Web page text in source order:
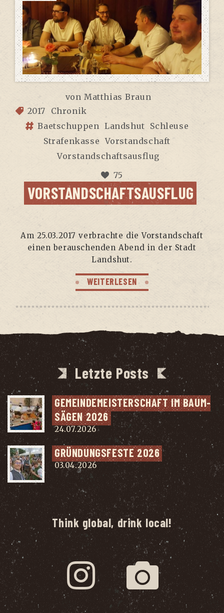
von Matthias Braun
2017
Chronik
Baetschuppen Landshut Schleuse
Strafenkasse Vorstandschaft
Vorstandschaftsausflug
75
VOR­STAND­SCHAFTS­AUS­FLUG
Am 25.03.2017 ver­brach­te die Vor­stand­schaft
einen berau­schen­den Abend in der Stadt
Landshut.
WEITERLESEN
Letzte Posts
GEMEIN­DE­MEIS­TER­SCHAFT IM BAUM­
SÄ­GEN 2026
24.07.2026
GRÜN­DUNGS­FES­TE 2026
03.04.2026
Think global, drink local!